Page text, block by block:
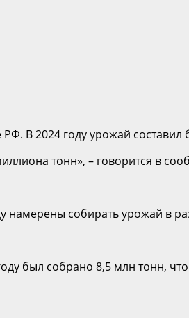
В 2024 году урожай составил
тонн», – говорится в
намерены собирать урожай в
был собрано 8,5 млн тонн,